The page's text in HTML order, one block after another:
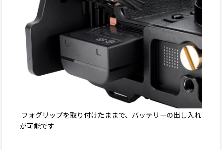
フォグリップを取り付けたままで、バッテリーの出し入れ
が可能です